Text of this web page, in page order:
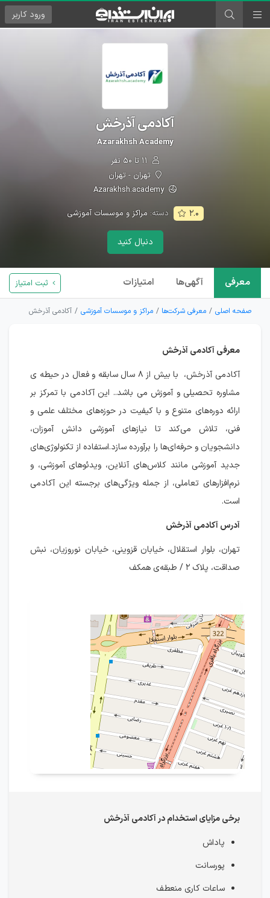
ورود کاربر
آکادمی آذرخش
Azarakhsh Academy
تهران - تهران
Azarakhsh.academy
۲.۰ دسته:مراکز و موسسات آموزشی
دنبال کنید
معرفی آگهی‌ها امتیازات ثبت امتیاز
صفحه اصلی معرفی شرکت‌ها مراکز و موسسات آموزشی آکادمی آذرخش
معرفی آکادمی آذرخش
آکادمی آذرخش، با بیش از ۸ سال سابقه و فعال در حیطه ی
مشاوره تحصیلی و آموزش می باشد.. این آکادمی با تمرکز بر
ارائه دوره‌های متنوع و با کیفیت در حوزه‌های مختلف علمی و
فنی، تلاش می‌کند تا نیازهای آموزشی دانش آموزان،
دانشجویان و حرفه‌ای‌ها را برآورده سازد.استفاده از تکنولوژی‌های
جدید آموزشی مانند کلاس‌های آنلاین، ویدئوهای آموزشی، و
نرم‌افزارهای تعاملی، از جمله ویژگی‌های برجسته این آکادمی
است.
آدرس آکادمی آذرخش
تهران، بلوار استقلال، خیابان قزوینی، خیابان نوروزیان، نبش
صداقت، پلاک ۲ / طبقه‌ی همکف
برخی مزایای استخدام در آکادمی آذرخش
پاداش
پورسانت
ساعات کاری منعطف